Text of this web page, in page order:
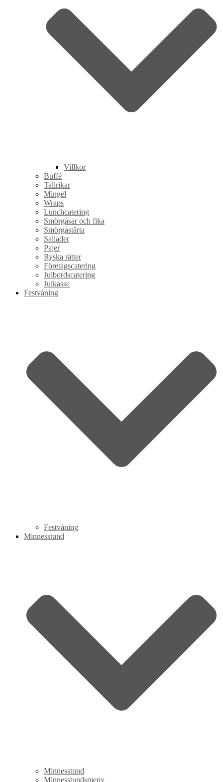
Villkor
Buffé
Tallrikar
Mingel
Wraps
Lunchcatering
Smörgåsar och fika
Smörgåstårta
Sallader
Pajer
Ryska rätter
Företagscatering
Julbordscatering
Julkasse
Festvåning
Festvåning
Minnesstund
Minnesstund
Minnesstundsmeny